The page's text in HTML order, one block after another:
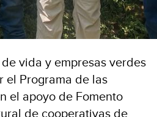
vida y empresas verdes
el Programa de las
el apoyo de Fomento
de cooperativas de